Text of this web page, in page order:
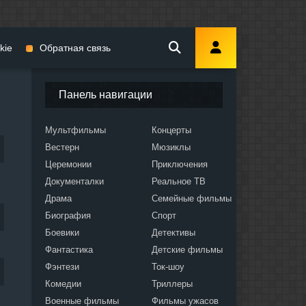
Панель навигации
Мультфильмы
Вестерн
Церемонии
Документалки
Драма
Биография
Боевики
Фантастика
Фэнтези
Комедии
Военные фильмы
Концерты
Мюзиклы
Приключения
Реальное ТВ
Семейные фильмы
Спорт
Детективы
Детские фильмы
Ток-шоу
Триллеры
Фильмы ужасов
Обратная связь